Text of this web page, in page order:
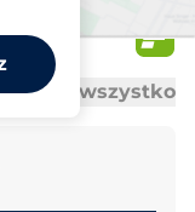
wszystko